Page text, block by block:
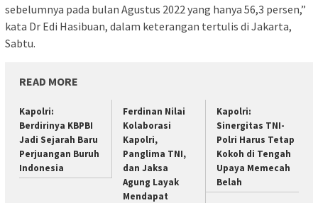
sebelumnya pada bulan Agustus 2022 yang hanya 56,3 persen,”
kata Dr Edi Hasibuan, dalam keterangan tertulis di Jakarta,
Sabtu.
READ MORE
Kapolri:
Berdirinya KBPBI
Jadi Sejarah Baru
Perjuangan Buruh
Indonesia
Ferdinan Nilai
Kolaborasi
Kapolri,
Panglima TNI,
dan Jaksa
Agung Layak
Mendapat
Kapolri:
Sinergitas TNI-
Polri Harus Tetap
Kokoh di Tengah
Upaya Memecah
Belah